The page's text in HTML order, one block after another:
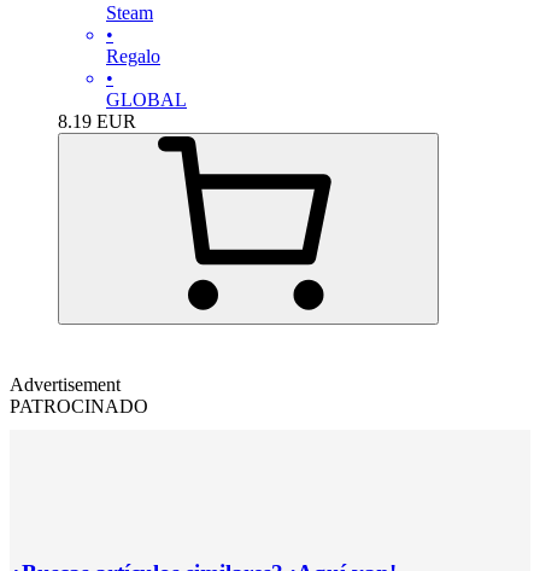
Steam
•
Regalo
•
GLOBAL
8.19 EUR
Advertisement
PATROCINADO